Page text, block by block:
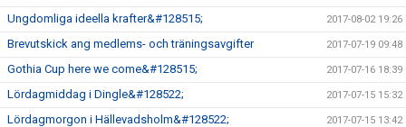
Ungdomliga ideella krafter&#128515; 2017-08-02 19:26
Brevutskick ang medlems- och träningsavgifter 2017-07-19 09:48
Gothia Cup here we come&#128515; 2017-07-16 18:39
Lördagmiddag i Dingle&#128522; 2017-07-15 15:32
Lördagmorgon i Hällevadsholm&#128522; 2017-07-15 13:42